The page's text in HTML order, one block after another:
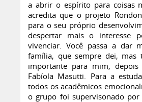
a abrir o espírito para coisas
acredita que o projeto
para o seu próprio
despertar mais o interesse
vivenciar. Você passa a dar
família, que sempre dei,
importante para mim, depois
Fabíola Masutti. Para a
todos os acadêmicos
o grupo foi supervisonado